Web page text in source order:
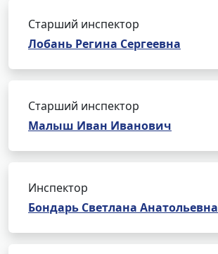
Старший инспектор
Лобань Регина Сергеевна
Старший инспектор
Малыш Иван Иванович
Инспектор
Бондарь Светлана Анатольевна